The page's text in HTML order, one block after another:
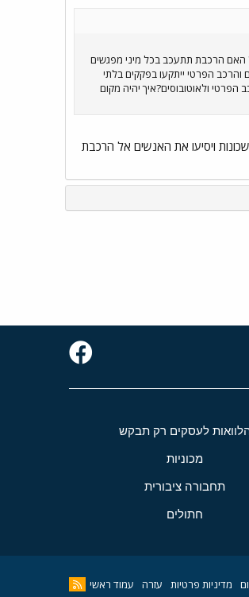
האם הרכבת תתעכב בכל מיני מפגשים
הפרטי ייתקעו בפקקים בלתי
ולאוטובוסים?איך יהיה מקום
ויסיעו את האנשים אל הרכבת
לעסקים רק תבקש
מכוניות
תחבורה ציבורית
חתולים
מדיניות פרטיות עזרה עמוד ראשי